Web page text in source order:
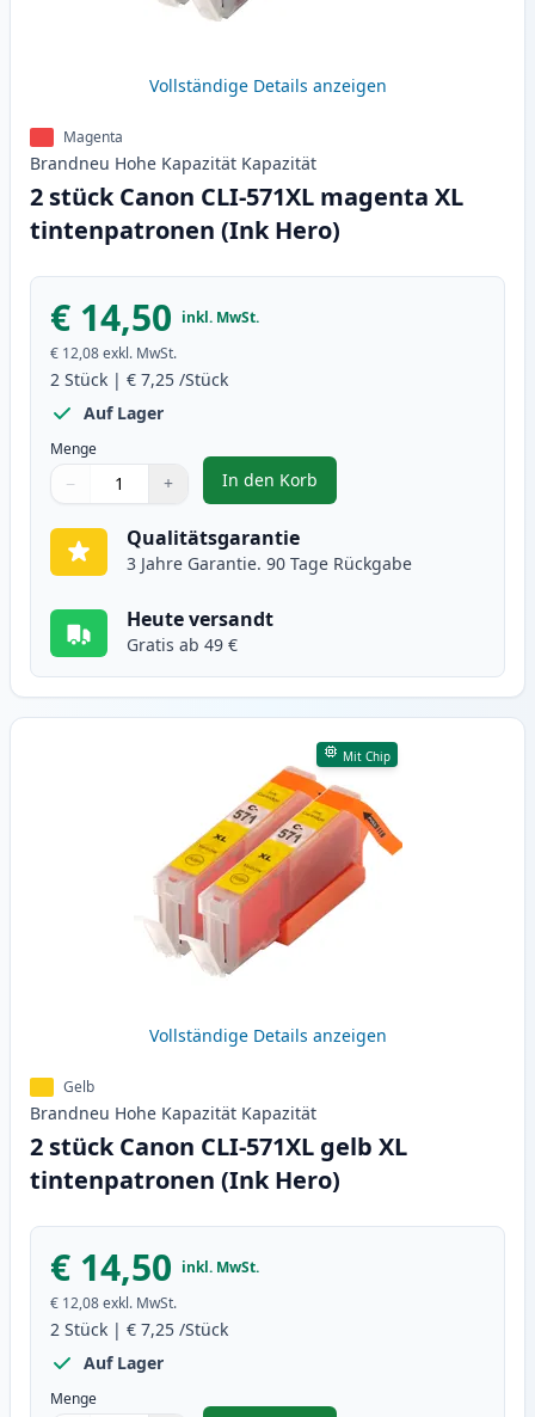
Vollständige Details anzeigen
Magenta
Brandneu Hohe Kapazität Kapazität
2 stück Canon CLI-571XL magenta XL
tintenpatronen (Ink Hero)
€ 14,50 inkl. MwSt.
€ 12,08exkl. MwSt.
2 Stück | € 7,25 /Stück
Auf Lager
Menge
Verwenden Sie die Tasten, um anzupassen
− +
1
In den Korb
, 2 stück Canon CLI-571XL
Qualitätsgarantie
3 Jahre Garantie. 90 Tage Rückgabe
Heute versandt
Gratis ab 49 €
Mit Chip
Vollständige Details anzeigen
Gelb
Brandneu Hohe Kapazität Kapazität
2 stück Canon CLI-571XL gelb XL
tintenpatronen (Ink Hero)
€ 14,50 inkl. MwSt.
€ 12,08exkl. MwSt.
2 Stück | € 7,25 /Stück
Auf Lager
Menge